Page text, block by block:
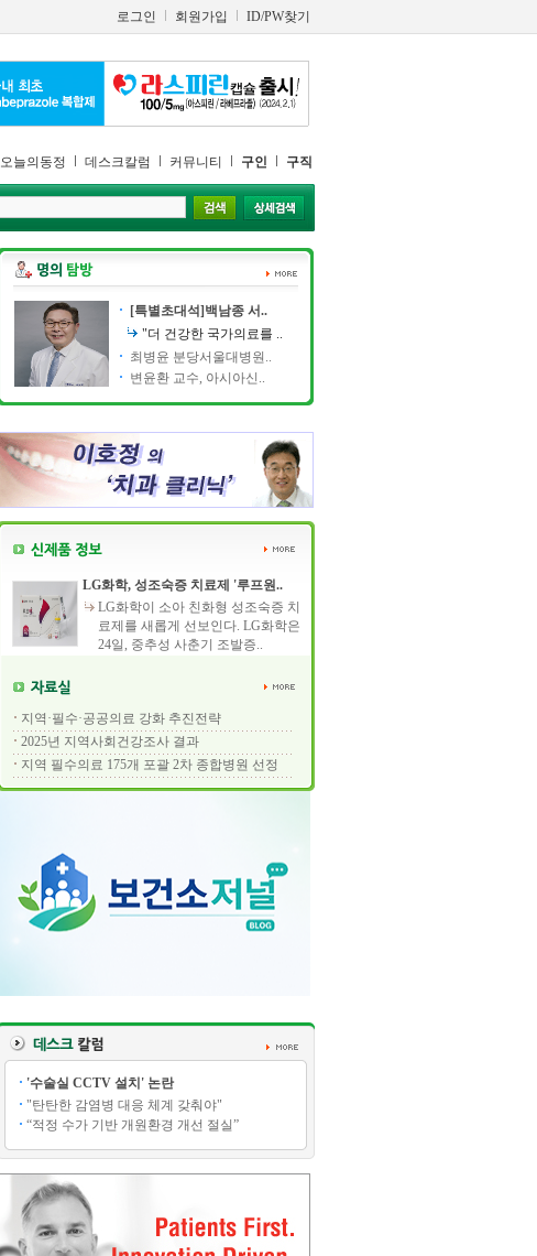
로그인 회원가입 ID/PW찾기
오늘의동정 데스크칼럼 커뮤니티 구인 구직
[특별초대석]백남종 서..
"더 건강한 국가의료를 ..
최병윤 분당서울대병원..
변윤환 교수, 아시아신..
LG화학, 성조숙증 치료제 '루프원..
LG화학이 소아 친화형 성조숙증 치
료제를 새롭게 선보인다. LG화학은
24일, 중추성 사춘기 조발증..
지역·필수·공공의료 강화 추진전략
2025년 지역사회건강조사 결과
지역 필수의료 175개 포괄 2차 종합병원 선정
'수술실 CCTV 설치' 논란
"탄탄한 감염병 대응 체계 갖춰야"
“적정 수가 기반 개원환경 개선 절실”